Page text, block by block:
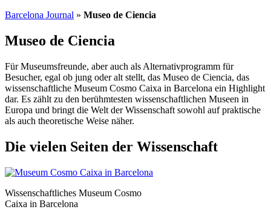
Barcelona Journal » Museo de Ciencia
Museo de Ciencia
Für Museumsfreunde, aber auch als Alternativprogramm für
Besucher, egal ob jung oder alt stellt, das Museo de Ciencia, das
wissenschaftliche Museum Cosmo Caixa in Barcelona ein Highlight
dar. Es zählt zu den berühmtesten wissenschaftlichen Museen in
Europa und bringt die Welt der Wissenschaft sowohl auf praktische
als auch theoretische Weise näher.
Die vielen Seiten der Wissenschaft
Wissenschaftliches Museum Cosmo
Caixa in Barcelona